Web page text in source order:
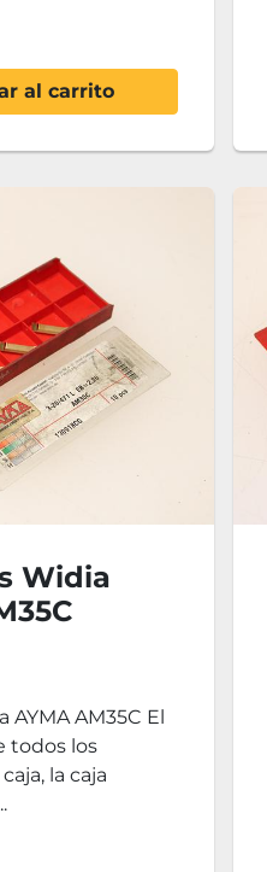
al carrito
Widia
AYMA AM35C El
todos los
la caja